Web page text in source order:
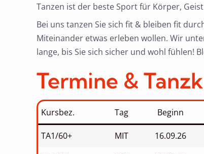
Tanzen ist der beste Sport für Körper,
Bei uns tanzen Sie sich fit & bleiben fit
Miteinander etwas erleben wollen. Wir
lange, bis Sie sich sicher und wohl fühlen!
Termine &
Kursbez. Tag Beginn
TA1/60+ MIT 16.09.26